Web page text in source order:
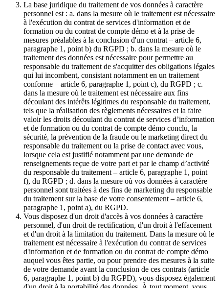
La base juridique du traitement de vos données à caractère
personnel est : a. dans la mesure où le traitement est nécessaire
à l'exécution du contrat de services d'information et de
formation ou du contrat de compte démo et à la prise de
mesures préalables à la conclusion d'un contrat – article 6,
paragraphe 1, point b) du RGPD ; b. dans la mesure où le
traitement des données est nécessaire pour permettre au
responsable du traitement de s'acquitter des obligations légales
qui lui incombent, consistant notamment en un traitement
conforme – article 6, paragraphe 1, point c), du RGPD ; c.
dans la mesure où le traitement est nécessaire aux fins
découlant des intérêts légitimes du responsable du traitement,
tels que la réalisation des règlements nécessaires et la faire
valoir les droits découlant du contrat de services d’information
et de formation ou du contrat de compte démo conclu, la
sécurité, la prévention de la fraude ou le marketing direct du
responsable du traitement ou la prise de contact avec vous,
lorsque cela est justifié notamment par une demande de
renseignements reçue de votre part et par le champ d’activité
du responsable du traitement – article 6, paragraphe 1, point
f), du RGPD ; d. dans la mesure où vos données à caractère
personnel sont traitées à des fins de marketing du responsable
du traitement sur la base de votre consentement – article 6,
paragraphe 1, point a), du RGPD.
Vous disposez d'un droit d'accès à vos données à caractère
personnel, d'un droit de rectification, d'un droit à l'effacement
et d'un droit à la limitation du traitement. Dans la mesure où le
traitement est nécessaire à l'exécution du contrat de services
d'information et de formation ou du contrat de compte démo
auquel vous êtes partie, ou pour prendre des mesures à la suite
de votre demande avant la conclusion de ces contrats (article
6, paragraphe 1, point b) du RGPD), vous disposez également